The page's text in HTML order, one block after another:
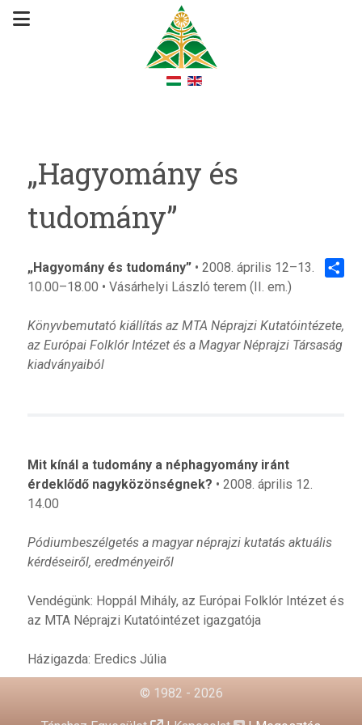
„Hagyomány és
tudomány”
„Hagyomány és tudomány”• 2008. április 12–13.
10.00–18.00 • Vásárhelyi László terem (II. em.)
Könyvbemutató kiállítás az MTA Néprajzi Kutatóintézete,
az Európai Folklór Intézet és a Magyar Néprajzi Társaság
kiadványaiból
Mit kínál a tudomány a néphagyomány iránt
érdeklődő nagyközönségnek? • 2008. április 12.
14.00
Pódiumbeszélgetés a magyar néprajzi kutatás aktuális
kérdéseiről, eredményeiről
Vendégünk: Hoppál Mihály, az Európai Folklór Intézet és
az MTA Néprajzi Kutatóintézet igazgatója
Házigazda: Eredics Júlia
© 1982 - 2026